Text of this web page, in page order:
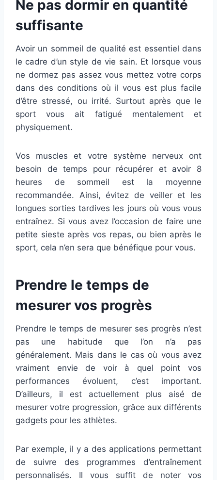
Ne pas dormir en quantité
suffisante
Avoir un sommeil de qualité est essentiel dans
le cadre d’un style de vie sain. Et lorsque vous
ne dormez pas assez vous mettez votre corps
dans des conditions où il vous est plus facile
d’être stressé, ou irrité. Surtout après que le
sport vous ait fatigué mentalement et
physiquement.
Vos muscles et votre système nerveux ont
besoin de temps pour récupérer et avoir 8
heures de sommeil est la moyenne
recommandée. Ainsi, évitez de veiller et les
longues sorties tardives les jours où vous vous
entraînez. Si vous avez l’occasion de faire une
petite sieste après vos repas, ou bien après le
sport, cela n’en sera que bénéfique pour vous.
Prendre le temps de
mesurer vos progrès
Prendre le temps de mesurer ses progrès n’est
pas une habitude que l’on n’a pas
généralement. Mais dans le cas où vous avez
vraiment envie de voir à quel point vos
performances évoluent, c’est important.
D’ailleurs, il est actuellement plus aisé de
mesurer votre progression, grâce aux différents
gadgets pour les athlètes.
Par exemple, il y a des applications permettant
de suivre des programmes d’entraînement
personnalisés. Il vous suffit de noter vos